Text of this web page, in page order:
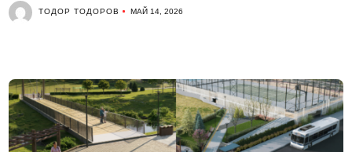
ТОДОР ТОДОРОВ МАЙ 14, 2026